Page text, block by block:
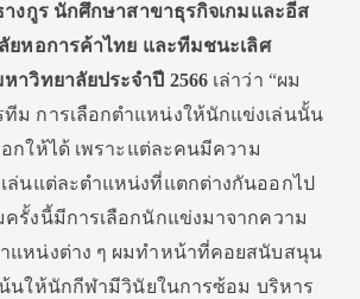
างกูร นักศึกษาสาขาธุรกิจเกมและอีส
ยหอการค้าไทย และทีมชนะเลิศ
าวิทยาลัยประจำปี 2566 เล่าว่า “ผม
ม การเลือกตำแหน่งให้นักแข่งเล่นนั้น
อกให้ได้ เพราะแต่ละคนมีความ
ล่นแต่ละตำแหน่งที่แตกต่างกันออกไป
รั้งนี้มีการเลือกนักแข่งมาจากความ
แหน่งต่าง ๆ ผมทำหน้าที่คอยสนับสนุน
น้นให้นักกีฬามีวินัยในการซ้อม บริหาร